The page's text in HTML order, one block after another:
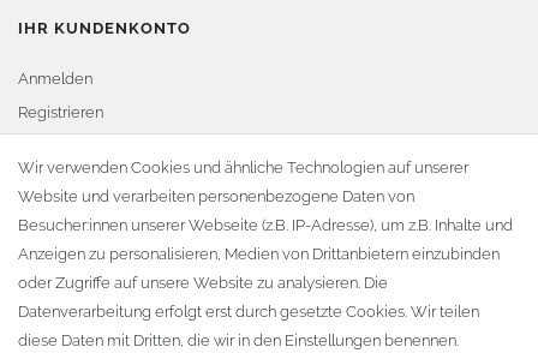
IHR KUNDENKONTO
Anmelden
Registrieren
Warenkorb
Zur Kasse
KONTAKT
Fa. Steffen Jost
Söbrigener Weg 50
Wir verwenden Cookies und ähnliche Technologien auf unserer
Website und verarbeiten personenbezogene Daten von
Besucher:innen unserer Webseite (z.B. IP-Adresse), um z.B. Inhalte und
Anzeigen zu personalisieren, Medien von Drittanbietern einzubinden
oder Zugriffe auf unsere Website zu analysieren. Die
Datenverarbeitung erfolgt erst durch gesetzte Cookies. Wir teilen
diese Daten mit Dritten, die wir in den Einstellungen benennen.